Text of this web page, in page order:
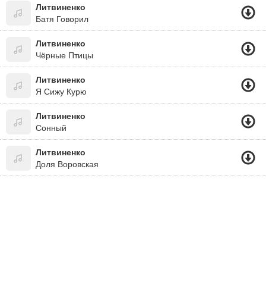
Литвиненко
Батя Говорил
Литвиненко
Чёрные Птицы
Литвиненко
Я Сижу Курю
Литвиненко
Сонный
Литвиненко
Доля Воровская